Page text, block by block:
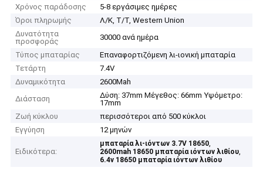
Χρόνος παράδοσης
5-8 εργάσιμες ημέρες
Όροι πληρωμής
Λ/Κ, Τ/Τ, Western Union
Δυνατότητα
προσφοράς
30000 ανά ημέρα
Τύπος μπαταρίας
Επαναφορτιζόμενη λι-ιονική μπαταρία
Τετάρτη
7.4V
Δυναμικότητα
2600Mah
Διάσταση
Δύση: 37mm Μέγεθος: 66mm Υψόμετρο:
17mm
Ζωή κύκλου
περισσότεροι από 500 κύκλοι
Εγγύηση
12 μηνών
Ειδικότερα:
μπαταρία λι-ιόντων 3.7V 18650,
2600mah 18650 μπαταρία ιόντων λιθίου,
6.4v 18650 μπαταρία ιόντων λιθίου